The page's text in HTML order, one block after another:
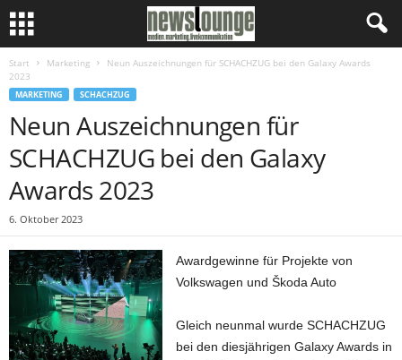
Start Marketing
Neun Auszeichnungen für SCHACHZUG bei den Galaxy Awards
2023
MARKETING SCHACHZUG
Neun Auszeichnungen für
SCHACHZUG bei den Galaxy
Awards 2023
6. Oktober 2023
Awardgewinne für Projekte von
Volkswagen und Škoda Auto
Gleich neunmal wurde SCHACHZUG
bei den diesjährigen Galaxy Awards in